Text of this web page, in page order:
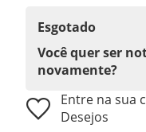
Esgotado
Você quer ser
novamente?
Entre na sua
Desejos